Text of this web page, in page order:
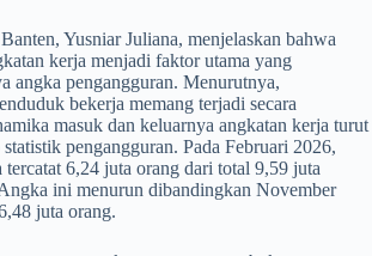
Yusniar Juliana, menjelaskan bahwa
kerja menjadi faktor utama yang
angka pengangguran. Menurutnya,
bekerja memang terjadi secara
masuk dan keluarnya angkatan kerja turut
pengangguran. Pada Februari 2026,
6,24 juta orang dari total 9,59 juta
ini menurun dibandingkan November
juta orang.